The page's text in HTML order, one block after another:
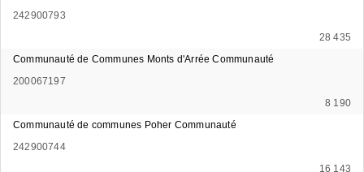
242900793
28 435
Communauté de Communes Monts d'Arrée Communauté
200067197
8 190
Communauté de communes Poher Communauté
242900744
16 143